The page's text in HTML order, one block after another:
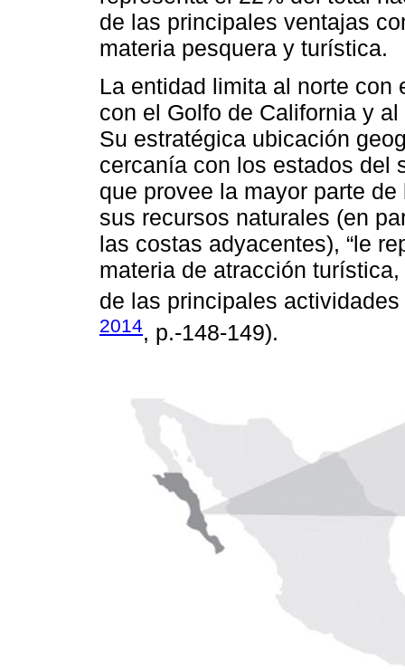
de las principales ventajas
materia pesquera y turística.
La entidad limita al norte con
con el Golfo de California y
Su estratégica ubicación
cercanía con los estados del
que provee la mayor parte
sus recursos naturales (en
las costas adyacentes), “le
materia de atracción
de las principales
2014, p.-148-149).